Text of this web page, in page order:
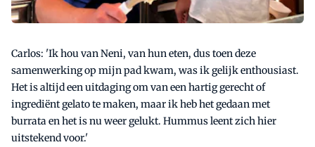
Carlos: 'Ik hou van Neni, van hun eten, dus toen deze
samenwerking op mijn pad kwam, was ik gelijk enthousiast.
Het is altijd een uitdaging om van een hartig gerecht of
ingrediënt gelato te maken, maar ik heb het gedaan met
burrata en het is nu weer gelukt. Hummus leent zich hier
uitstekend voor.'